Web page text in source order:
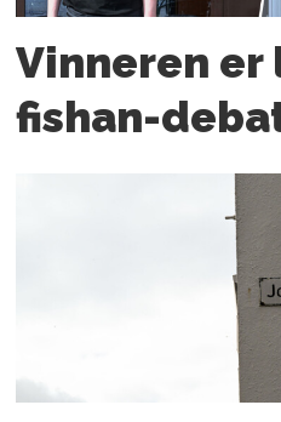
Vinneren er
fishan-